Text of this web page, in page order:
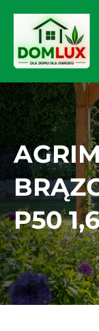
P50